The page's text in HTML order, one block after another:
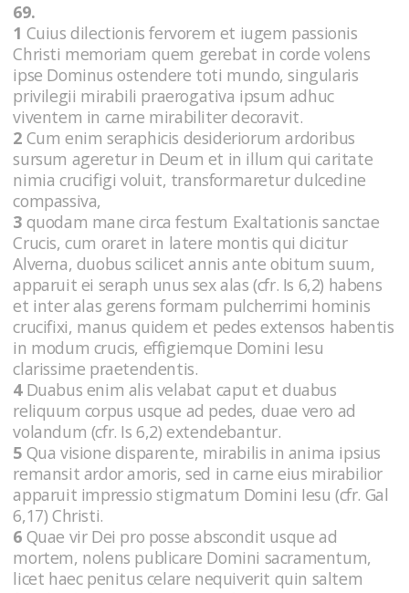
69.
1 Cuius dilectionis fervorem et iugem passionis
Christi memoriam quem gerebat in corde volens
ipse Dominus ostendere toti mundo, singularis
privilegii mirabili praerogativa ipsum adhuc
viventem in carne mirabiliter decoravit.
2 Cum enim seraphicis desideriorum ardoribus
sursum ageretur in Deum et in illum qui caritate
nimia crucifigi voluit, transformaretur dulcedine
compassiva,
3 quodam mane circa festum Exaltationis sanctae
Crucis, cum oraret in latere montis qui dicitur
Alverna, duobus scilicet annis ante obitum suum,
apparuit ei seraph unus sex alas (cfr. Is 6,2) habens
et inter alas gerens formam pulcherrimi hominis
crucifixi, manus quidem et pedes extensos habentis
in modum crucis, effigiemque Domini Iesu
clarissime praetendentis.
4Duabus enim alis velabat caput et duabus
reliquum corpus usque ad pedes, duae vero ad
volandum (cfr. Is 6,2) extendebantur.
5 Qua visione disparente, mirabilis in anima ipsius
remansit ardor amoris, sed in carne eius mirabilior
apparuit impressio stigmatum Domini Iesu (cfr. Gal
6,17) Christi.
6 Quae vir Dei pro posse abscondit usque ad
mortem, nolens publicare Domini sacramentum,
licet haec penitus celare nequiverit quin saltem